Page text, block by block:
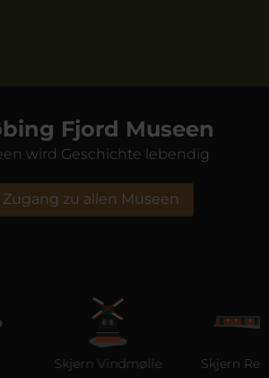
Fjord Museen
wird Geschichte lebendig
Zugang zu allen Museen
Skjern Vindmølle Skjern